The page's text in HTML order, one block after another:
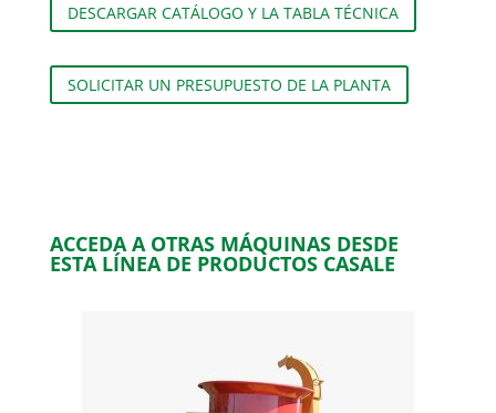
DESCARGAR CATÁLOGO Y LA TABLA TÉCNICA
SOLICITAR UN PRESUPUESTO DE LA PLANTA
ACCEDA A OTRAS MÁQUINAS DESDE
ESTA LÍNEA DE PRODUCTOS CASALE